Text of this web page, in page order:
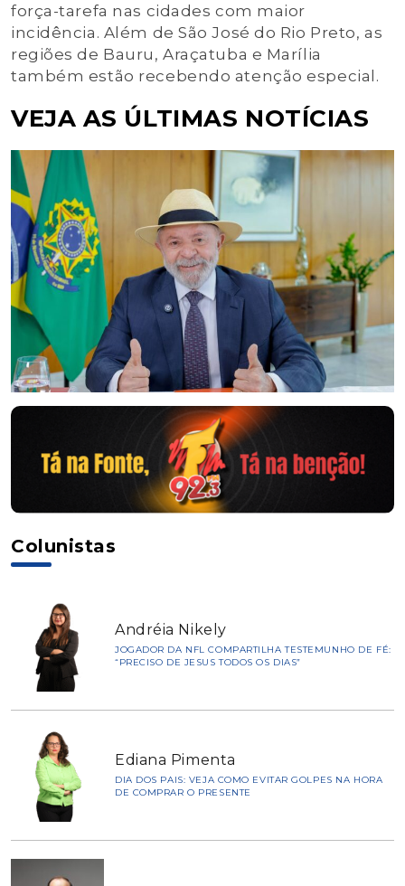
força-tarefa nas cidades com maior
incidência. Além de São José do Rio Preto, as
regiões de Bauru, Araçatuba e Marília
também estão recebendo atenção especial.
VEJA AS ÚLTIMAS NOTÍCIAS
Colunistas
Andréia Nikely
JOGADOR DA NFL COMPARTILHA TESTEMUNHO DE FÉ:
“PRECISO DE JESUS TODOS OS DIAS”
Ediana Pimenta
DIA DOS PAIS: VEJA COMO EVITAR GOLPES NA HORA
DE COMPRAR O PRESENTE